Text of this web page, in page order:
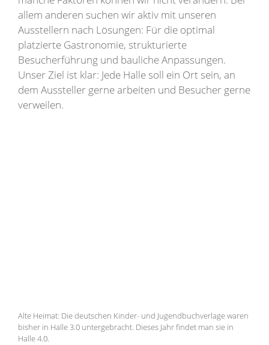
allem anderen suchen wir aktiv mit unseren
Ausstellern nach Lösungen: Für die optimal
platzierte Gastronomie, strukturierte
Besucherführung und bauliche Anpassungen.
Unser Ziel ist klar: Jede Halle soll ein Ort sein, an
dem Aussteller gerne arbeiten und Besucher gerne
verweilen.
Alte Heimat: Die deutschen Kinder- und Jugendbuchverlage waren
bisher in Halle 3.0 untergebracht. Dieses Jahr findet man sie in
Halle 4.0.